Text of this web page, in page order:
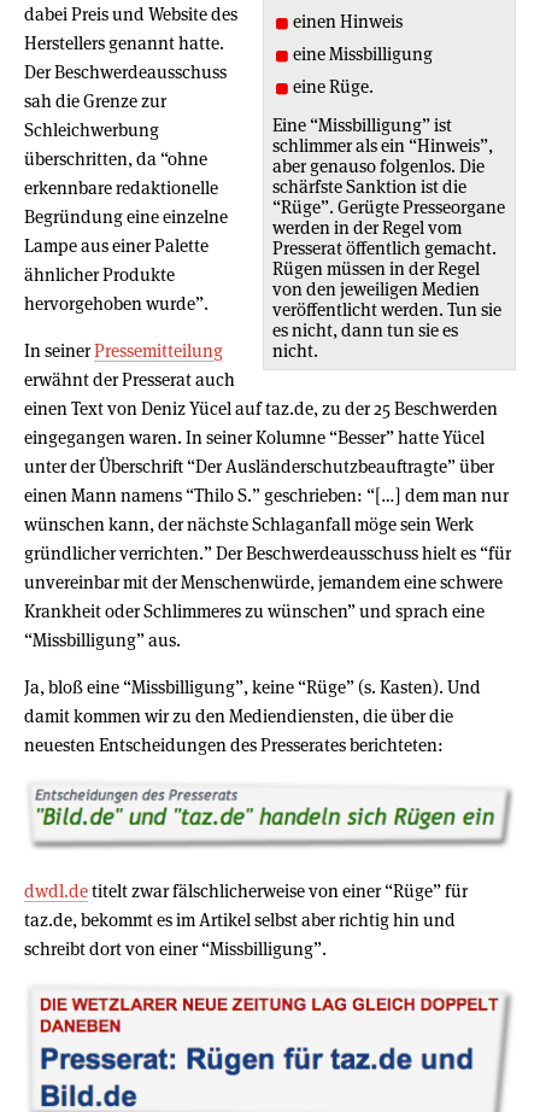
einen Hinweis
eine Missbilligung
eine Rüge.
Eine “Missbilligung” ist
schlimmer als ein “Hinweis”,
aber genauso folgenlos. Die
schärfste Sanktion ist die
“Rüge”. Gerügte Presseorgane
werden in der Regel vom
Presserat öffentlich gemacht.
Rügen müssen in der Regel
von den jeweiligen Medien
veröffentlicht werden. Tun sie
es nicht, dann tun sie es
nicht.
dabei Preis und Website des
Herstellers genannt hatte.
Der Beschwerdeausschuss
sah die Grenze zur
Schleichwerbung
überschritten, da “ohne
erkennbare redaktionelle
Begründung eine einzelne
Lampe aus einer Palette
ähnlicher Produkte
hervorgehoben wurde”.
In seinerPressemitteilung
erwähnt der Presserat auch
einen Text von Deniz Yücel auf taz.de, zu der 25 Beschwerden
eingegangen waren. In seiner Kolumne “Besser” hatte Yücel
unter der Überschrift “Der Ausländerschutzbeauftragte” über
einen Mann namens “Thilo S.” geschrieben: “[…] dem man nur
wünschen kann, der nächste Schlaganfall möge sein Werk
gründlicher verrichten.” Der Beschwerdeausschuss hielt es “für
unvereinbar mit der Menschenwürde, jemandem eine schwere
Krankheit oder Schlimmeres zu wünschen” und sprach eine
“Missbilligung” aus.
Ja, bloß eine “Missbilligung”, keine “Rüge” (s. Kasten). Und
damit kommen wir zu den Mediendiensten, die über die
neuesten Entscheidungen des Presserates berichteten:
dwdl.detitelt zwar fälschlicherweise von einer “Rüge” für
taz.de, bekommt es im Artikel selbst aber richtig hin und
schreibt dort von einer “Missbilligung”.